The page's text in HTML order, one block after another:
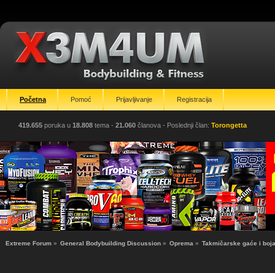
Početna Pomoć Prijavljivanje Registracija
419.655 poruka u 18.808 tema - 21.060 članova - Poslednji član: Torongetta
Extreme Forum » General Bodybuilding Discussion » Oprema » Takmičarske gaće i